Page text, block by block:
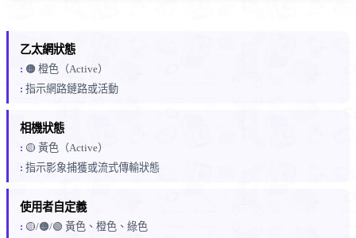
乙太網狀態
🟠 橙色（Active）
指示網路鏈路或活動
相機狀態
🟡 黃色（Active）
指示影象捕獲或流式傳輸狀態
使用者自定義
🟡/🟠/🟢 黃色、橙色、綠色